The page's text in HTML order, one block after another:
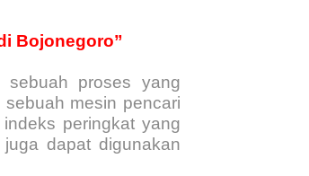
Bojonegoro”
sebuah proses yang
mesin pencari
peringkat yang
dapat digunakan